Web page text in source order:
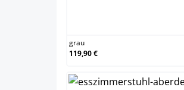
grau
119,90 €